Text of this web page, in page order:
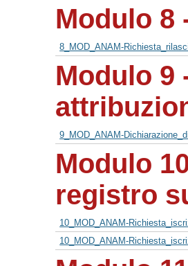
Modulo 8
8_MOD_ANAM-
Modulo 9
9_MOD_ANAM-
Modulo
registro
10_MOD_ANAM-
10_MOD_ANAM-